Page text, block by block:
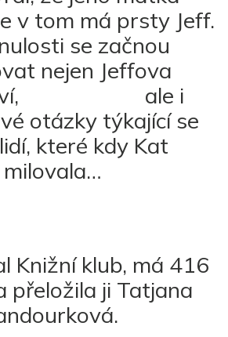
v tom má prsty Jeff.
se začnou
nejen Jeffova
ale i
otázky týkající se
které kdy Kat
milovala…
Knižní klub, má 416
přeložila ji Tatjana